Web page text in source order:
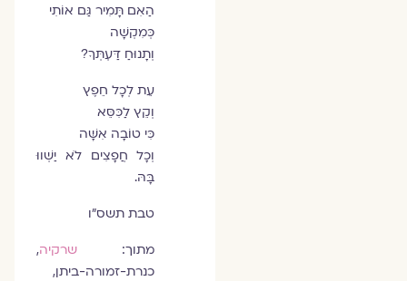
הַאִם תָּמִיר גַּם אוֹתִי
כְּמִקְשָׁה
וְתָנוּחַ דַּעְתְּךָ?
עֵת לְכָל חֵפֶץ
וְקֵץ לַכִּסֵּא
כִּי טוֹבָה אִשָּׁה
וְכָל חֲפָצִים לֹא יַשְׁווּ
בָּהּ.
טבת תשס"ו
מתוך: שרקיה,
כנרת-זמורה-ביתן,